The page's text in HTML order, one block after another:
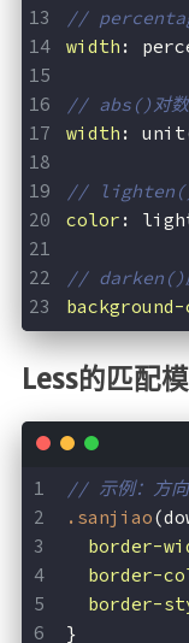
//
width :
// abs()对数
width :
// lighten()
color :
// darken()
Less的匹配
// 示例：方向
.sanjiao
border-
border-
border-
}